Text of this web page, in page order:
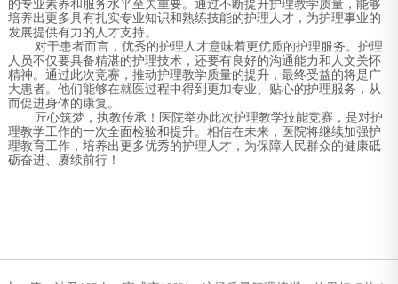
的专业素养和服务水平至关重要。通过不断提升护理教学质量，能够
培养出更多具有扎实专业知识和熟练技能的护理人才，为护理事业的
发展提供有力的人才支持。
对于患者而言，优秀的护理人才意味着更优质的护理服务。护理
人员不仅要具备精湛的护理技术，还要有良好的沟通能力和人文关怀
精神。通过此次竞赛，推动护理教学质量的提升，最终受益的将是广
大患者。他们能够在就医过程中得到更加专业、贴心的护理服务，从
而促进身体的康复。
匠心筑梦，执教传承！医院举办此次护理教学技能竞赛，是对护
理教学工作的一次全面检验和提升。相信在未来，医院将继续加强护
理教育工作，培养出更多优秀的护理人才，为保障人民群众的健康砥
砺奋进、赓续前行！